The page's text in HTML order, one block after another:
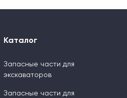
Каталог
Запасные части для
экскаваторов
Запасные части для